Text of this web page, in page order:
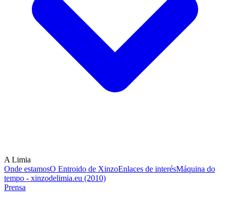
A Limia
Onde estamosO Entroido de XinzoEnlaces de interésMáquina do
tempo - xinzodelimia.eu (2010)
Prensa